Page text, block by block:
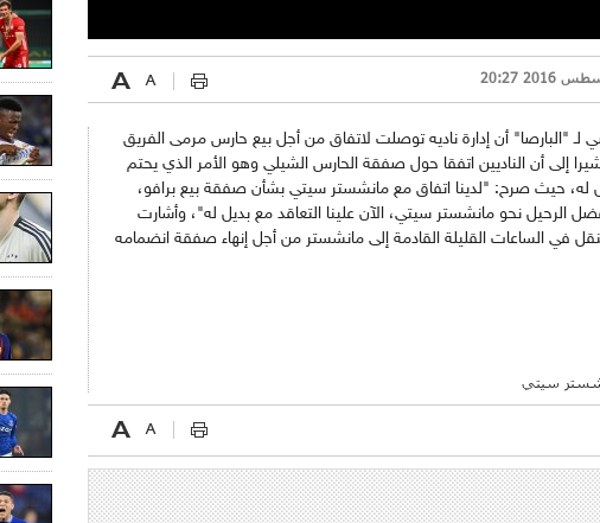
لـ "البارصا" أن إدارة ناديه توصلت لاتفاق من أجل بيع حارس مرمى الفريق
إلى أن الناديين اتفقا حول صفقة الحارس الشيلي وهو الأمر الذي يحتم
له، حيث صرح: "لدينا اتفاق مع مانشستر سيتي بشأن صفقة بيع برافو،
الرحيل نحو مانشستر سيتي، الآن علينا التعاقد مع بديل له"، وأشارت
في الساعات القليلة القادمة إلى مانشستر من أجل إنهاء صفقة انضمامه
سيتي